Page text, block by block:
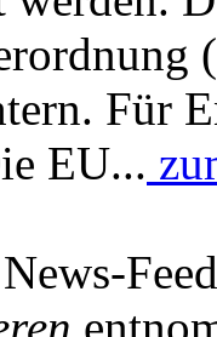
Für
EU...